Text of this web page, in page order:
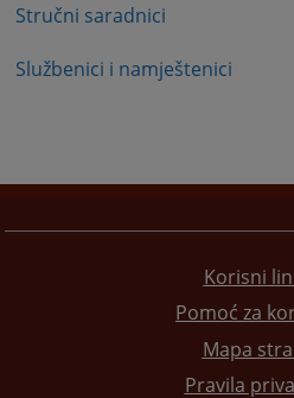
Stručni saradnici
Službenici i namještenici
Korisni
Pomoć za
Mapa
Pravila